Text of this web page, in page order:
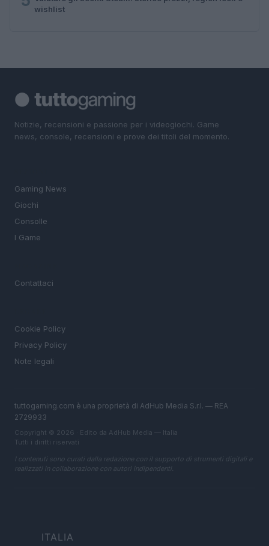
wishlist
Notizie, recensioni e passione per i videogiochi. Game
news, console, recensioni e prove dei titoli del momento.
Gaming News
Giochi
Consolle
I Game
Contattaci
Cookie Policy
Privacy Policy
Note legali
tuttogaming.com è una proprietà di AdHub Media S.r.l. — REA
2729933
Copyright © 2026 · Edito da AdHub Media — Italia
Tutti i diritti riservati
I contenuti sono curati dalla redazione con il supporto di strumenti digitali e
realizzati in collaborazione con autori indipendenti.
ITALIA